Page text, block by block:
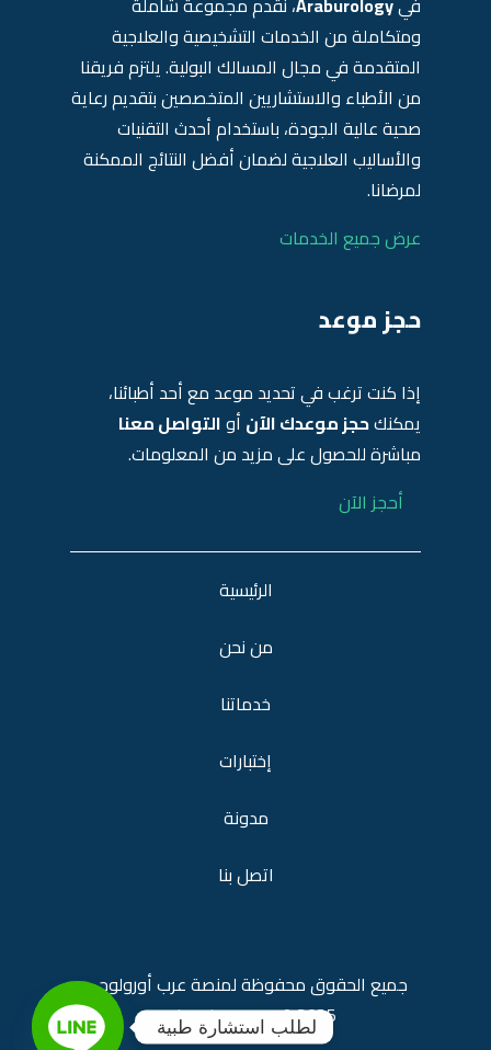
ومتكاملة من الخدمات التشخيصية والعلاجية
المتقدمة في مجال المسالك البولية. يلتزم فريقنا
من الأطباء والاستشاريين المتخصصين بتقديم رعاية
صحية عالية الجودة، باستخدام أحدث التقنيات
والأساليب العلاجية لضمان أفضل النتائج الممكنة
لمرضانا.
عرض جميع الخدمات
حجز موعد
إذا كنت ترغب في تحديد موعد مع أحد أطبائنا،
يمكنكحجز موعدك الآن أوالتواصل معنا
مباشرة للحصول على مزيد من المعلومات.
أحجز الآن
جميع الحقوق محفوظة لمنصةعرب أورولوجي
2025 ©
araburology.com
الرئيسية
من نحن
خدماتنا
إختبارات
مدونة
اتصل بنا
لطلب استشارة طبية